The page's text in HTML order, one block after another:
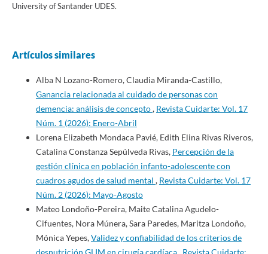
University of Santander UDES.
Artículos similares
Alba N Lozano-Romero, Claudia Miranda-Castillo,
Ganancia relacionada al cuidado de personas con
demencia: análisis de concepto, Revista Cuidarte: Vol. 17
Núm. 1 (2026): Enero-Abril
Lorena Elizabeth Mondaca Pavié, Edith Elina Rivas Riveros,
Catalina Constanza Sepúlveda Rivas, Percepción de la
gestión clínica en población infanto-adolescente con
cuadros agudos de salud mental , Revista Cuidarte: Vol. 17
Núm. 2 (2026): Mayo-Agosto
Mateo Londoño-Pereira, Maite Catalina Agudelo-
Cifuentes, Nora Múnera, Sara Paredes, Maritza Londoño,
Mónica Yepes,Validez y confiabilidad de los criterios de
desnutrición GLIM en cirugía cardíaca, Revista Cuidarte: